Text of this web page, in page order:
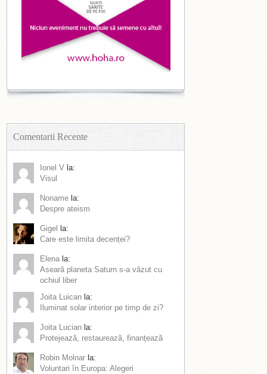
Comentarii Recente
Ionel V la:
Visul
Noname la:
Despre ateism
Gigel
la:
Care este limita decenței?
Elena la:
Aseară planeta Saturn s-a văzut cu
ochiul liber
Joita Luican la:
Iluminat solar interior pe timp de zi?
Joita Lucian la:
Protejează, restaurează, finanțează
Robin Molnar la:
Voluntari în Europa: Alegeri